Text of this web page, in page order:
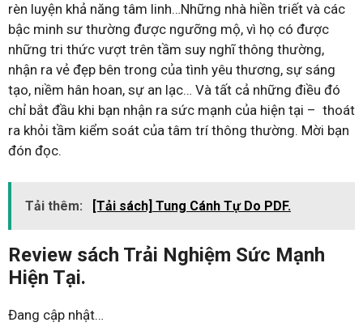
rèn luyện khả năng tâm linh…Những nhà hiền triết và các
bậc minh sư thường được ngưỡng mộ, vì họ có được
những tri thức vượt trên tầm suy nghĩ thông thường,
nhận ra vẻ đẹp bên trong của tình yêu thương, sự sáng
tạo, niềm hân hoan, sự an lạc… Và tất cả những điều đó
chỉ bắt đầu khi bạn nhận ra sức mạnh của hiện tại – thoát
ra khỏi tầm kiểm soát của tâm trí thông thường. Mời bạn
đón đọc.
Tải thêm: [Tải sách] Tung Cánh Tự Do PDF.
Review sách Trải Nghiệm Sức Mạnh
Hiện Tại.
Đang cập nhật…